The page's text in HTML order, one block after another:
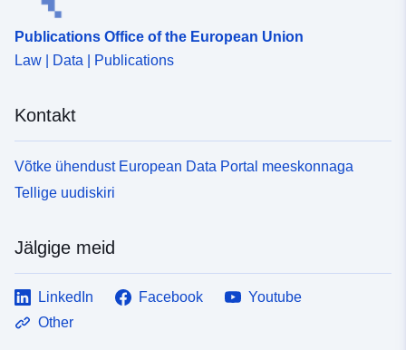
Publications Office of the European Union
Law | Data | Publications
Kontakt
Võtke ühendust European Data Portal meeskonnaga
Tellige uudiskiri
Jälgige meid
LinkedIn Facebook
Youtube
Other